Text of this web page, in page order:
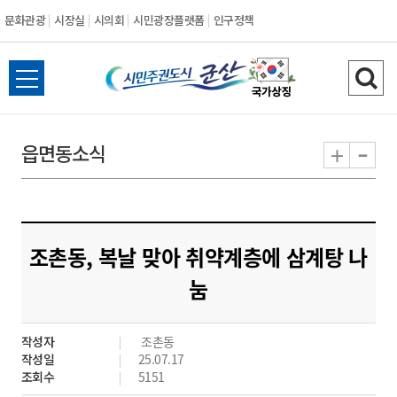
문화관광 시장실 시의회 시민광장플랫폼 인구정책
시
민
도
시
군
산
전
체
뉴
열
검
색
기
읍면동소식 + -
조촌동, 복날 맞아 취약계층에 삼계탕 나
눔
작성자
조촌동
작성일
25.07.17
조회수
5151